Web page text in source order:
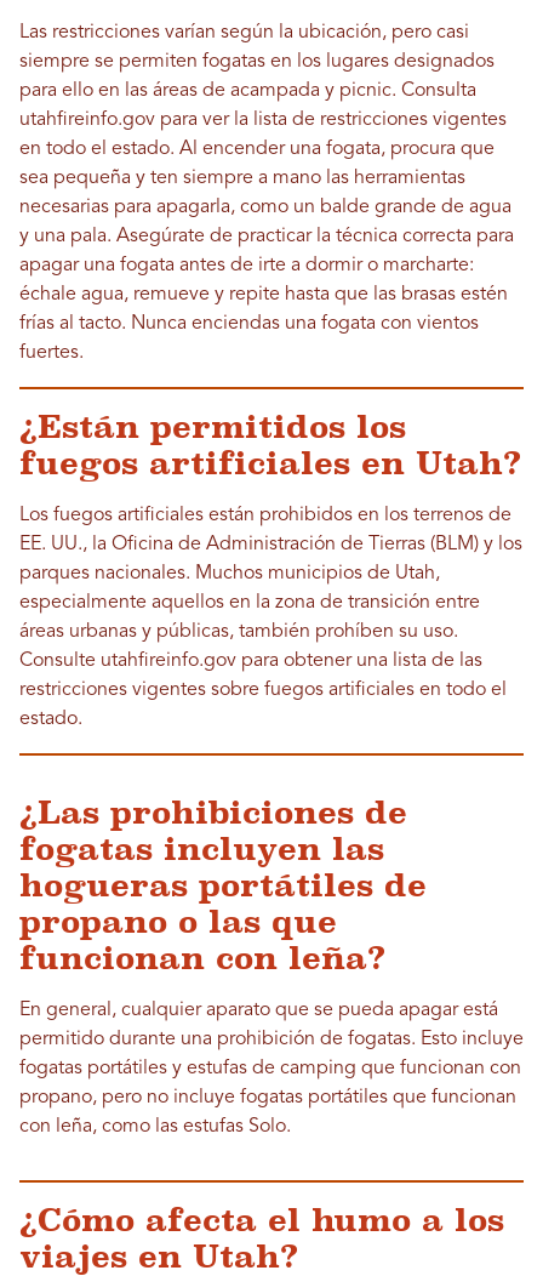
Las restricciones varían según la ubicación, pero casi
siempre se permiten fogatas en los lugares designados
para ello en las áreas de acampada y picnic. Consulta
utahfireinfo.gov para ver la lista de restricciones vigentes
en todo el estado. Al encender una fogata, procura que
sea pequeña y ten siempre a mano las herramientas
necesarias para apagarla, como un balde grande de agua
y una pala. Asegúrate de practicar la técnica correcta para
apagar una fogata antes de irte a dormir o marcharte:
échale agua, remueve y repite hasta que las brasas estén
frías al tacto. Nunca enciendas una fogata con vientos
fuertes.
¿Están permitidos los
fuegos artificiales en Utah?
Los fuegos artificiales están prohibidos en los terrenos de
EE. UU., la Oficina de Administración de Tierras (BLM) y los
parques nacionales. Muchos municipios de Utah,
especialmente aquellos en la zona de transición entre
áreas urbanas y públicas, también prohíben su uso.
Consulte utahfireinfo.gov para obtener una lista de las
restricciones vigentes sobre fuegos artificiales en todo el
estado.
¿Las prohibiciones de
fogatas incluyen las
hogueras portátiles de
propano o las que
funcionan con leña?
En general, cualquier aparato que se pueda apagar está
permitido durante una prohibición de fogatas. Esto incluye
fogatas portátiles y estufas de camping que funcionan con
propano, pero no incluye fogatas portátiles que funcionan
con leña, como las estufas Solo.
¿Cómo afecta el humo a los
viajes en Utah?